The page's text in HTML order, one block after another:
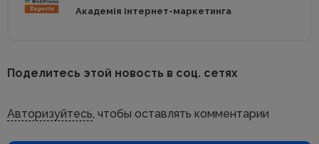
Академія інтернет-маркетинга
Поделитесь этой новость в соц. сетях
Авторизуйтесь, чтобы оставлять комментарии